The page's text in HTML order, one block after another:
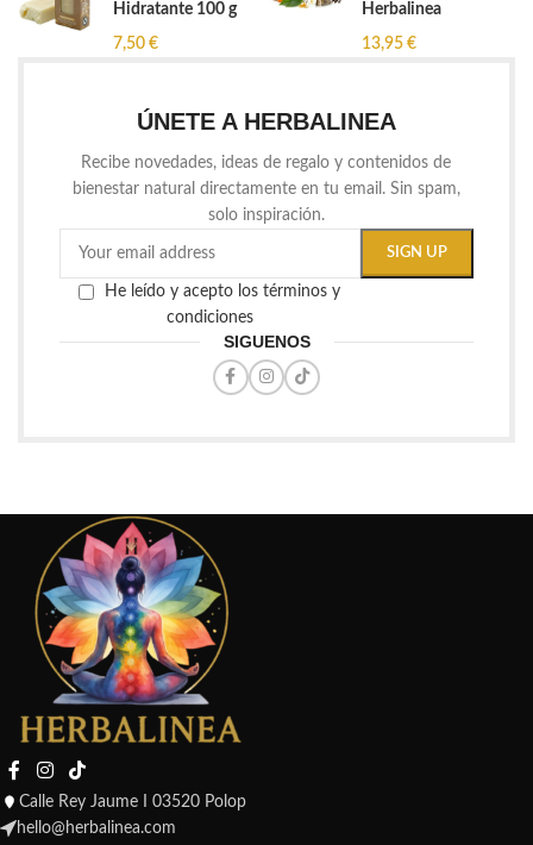
Hidratante 100 g
7,50 €
Herbalinea
13,95 €
ÚNETE A HERBALINEA
Recibe novedades, ideas de regalo y contenidos de
bienestar natural directamente en tu email. Sin spam,
solo inspiración.
He leído y acepto los términos y
condiciones
SIGUENOS
Calle Rey Jaume I 03520 Polop
hello@herbalinea.com